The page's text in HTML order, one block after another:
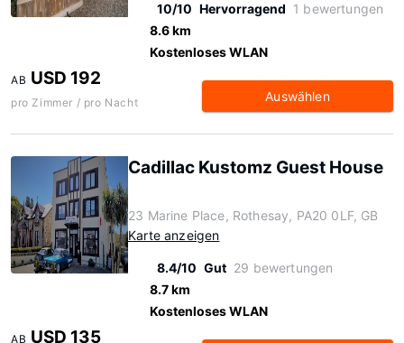
10/10 Hervorragend 1 bewertungen
8.6 km
Kostenloses WLAN
AB USD 192
pro Zimmer / pro Nacht Auswählen
Cadillac Kustomz Guest House
23 Marine Place, Rothesay, PA20 0LF, GB
Karte anzeigen
8.4/10 Gut 29 bewertungen
8.7 km
Kostenloses WLAN
AB USD 135